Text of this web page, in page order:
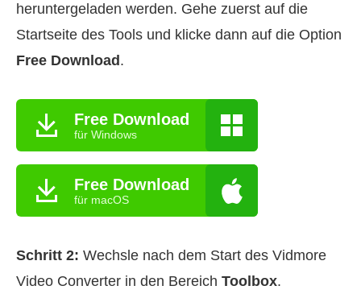
heruntergeladen werden. Gehe zuerst auf die
Startseite des Tools und klicke dann auf die Option
Free Download .
Free Download
für Windows
Free Download
für macOS
Schritt 2: Wechsle nach dem Start des Vidmore
Video Converter in den Bereich Toolbox.